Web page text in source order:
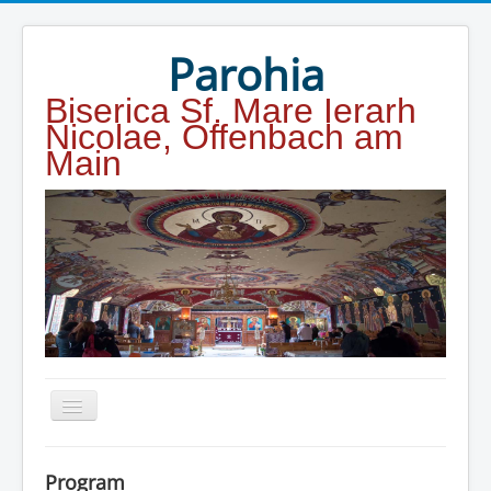
Parohia
Biserica Sf. Mare Ierarh
Nicolae, Offenbach am
Main
Program